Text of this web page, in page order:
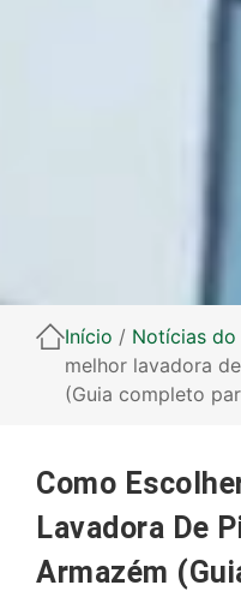
Início / Notícias
melhor lavadora
(Guia completo
Como
Lavadora De
Armazém